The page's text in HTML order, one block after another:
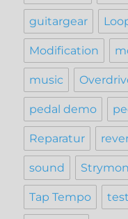
guitargear
Modification
music
pedal demo
Reparatur
sound Strymon
Tap Tempo